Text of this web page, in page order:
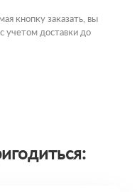
кнопку заказать, вы
учетом доставки до